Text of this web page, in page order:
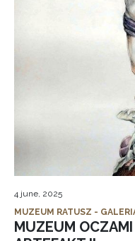
4 june, 2025
MUZEUM RATUSZ -
MUZEUM